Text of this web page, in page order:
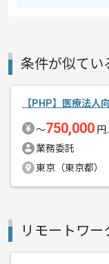
エージェントから
メント
条件が似てい
【PHP】医療法人
〜750,000 円
業務委託
東京（東京都）
リモートワ